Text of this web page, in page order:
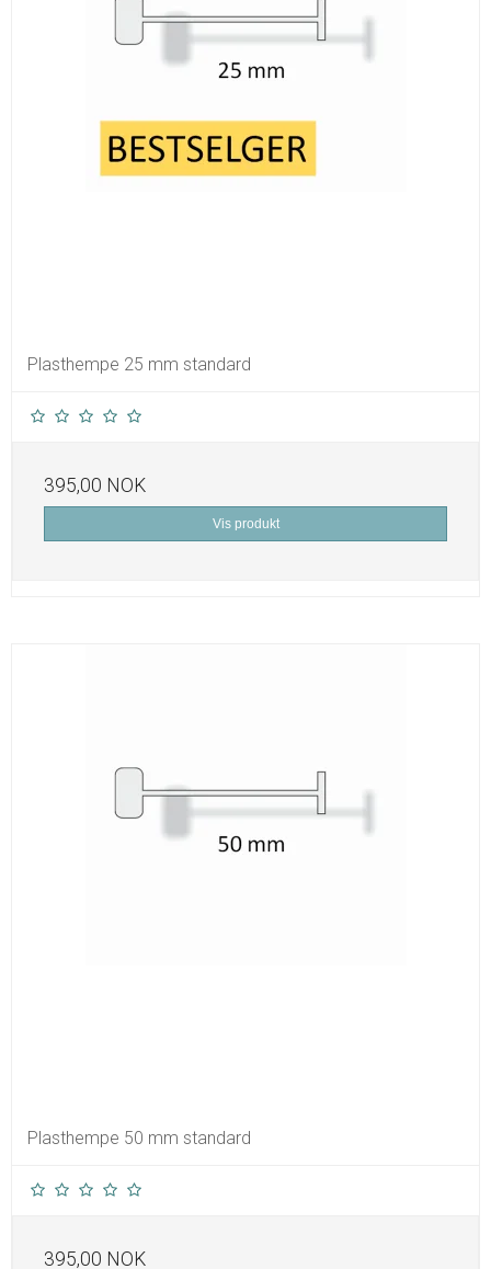
Plasthempe 25 mm standard
395,00 NOK
Vis produkt
Plasthempe 50 mm standard
395,00 NOK